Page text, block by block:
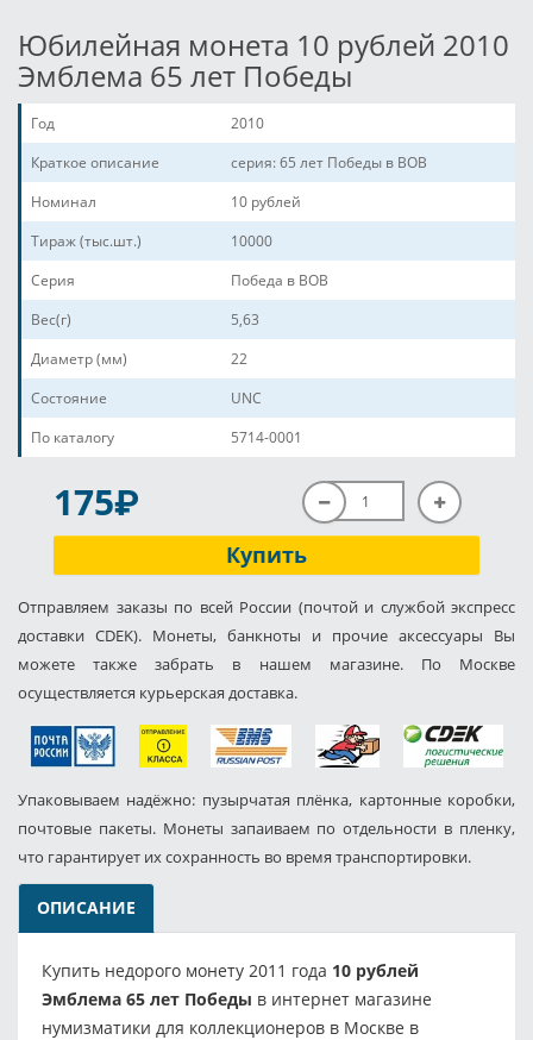
Юбилейная монета 10 рублей 2010
Эмблема 65 лет Победы
Год
2010
Краткое описание
серия: 65 лет Победы в ВОВ
Номинал
10 рублей
Тираж (тыс.шт.)
10000
Серия
Победа в ВОВ
Вес(г)
5,63
Диаметр (мм)
22
Состояние
UNC
По каталогу
5714-0001
175P
Купить
Отправляем заказы по всей России (почтой и службой экспресс
доставки CDEK). Монеты, банкноты и прочие аксессуары Вы
можете также забрать в нашем магазине. По Москве
осуществляется курьерская доставка.
Упаковываем надёжно: пузырчатая плёнка, картонные коробки,
почтовые пакеты. Монеты запаиваем по отдельности в пленку,
что гарантирует их сохранность во время транспортировки.
ОПИСАНИЕ
Купить недорого монету 2011 года 10 рублей
Эмблема 65 лет Победы в интернет магазине
нумизматики для коллекционеров в Москве в